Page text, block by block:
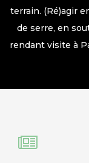
terrain. (Ré)agir
de serre, en
rendant visite à